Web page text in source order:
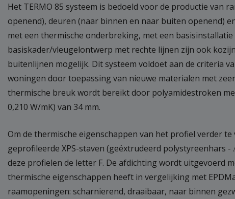
Het TERMO 85 systeem is bedoeld voor de productie van
openend), deuren (naar binnen en naar buiten openend)
met een thermische onderbreking, met een
basiskader/vleugelontwerp met rechte lijnen zijn ook
buitenlijnen mogelijk. Dit systeem voldoet aan de criteria
woningen door toepassing van nieuwe materialen met
thermische breuk wordt bereikt door polyamidestroken
0,210 W/mK) van 34 mm.
Om de thermische eigenschappen van het profiel verder
geprofileerde XPS-staven (geëxtrudeerd polystyreenhars -
deze profielen de letter F. De afdichting wordt uitgevoerd
thermische eigenschappen heeft in vergelijking met
raamopeningen: scharnierend, draaibaar, naar binnen